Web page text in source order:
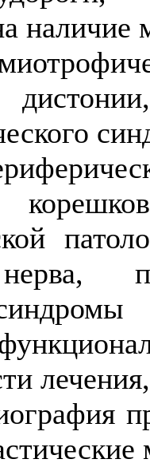
лечения,